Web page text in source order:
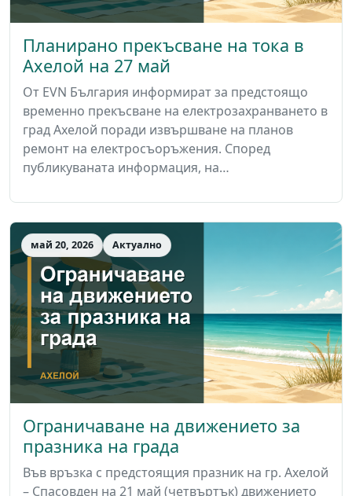
Планирано прекъсване на тока в
Ахелой на 27 май
От EVN България информират за предстоящо
временно прекъсване на електрозахранването в
град Ахелой поради извършване на планов
ремонт на електросъоръжения. Според
публикуваната информация, на…
май 20, 2026 Актуално
Ограничаване на движението за
празника на града
Във връзка с предстоящия празник на гр. Ахелой
– Спасовден на 21 май (четвъртък) движението